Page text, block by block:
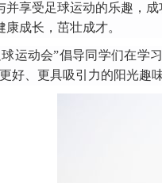
并享受足球运动的乐趣，
成长，茁壮成才。
运动会”倡导同学们在学
好、更具吸引力的阳光趣